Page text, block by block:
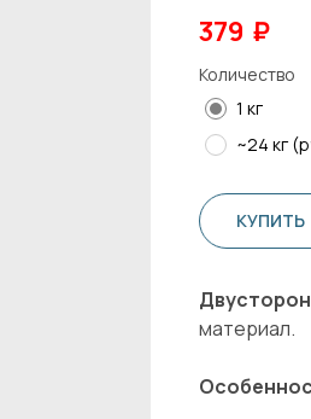
379 ₽
Количество
1 кг
~24 кг
КУПИТЬ
материал.